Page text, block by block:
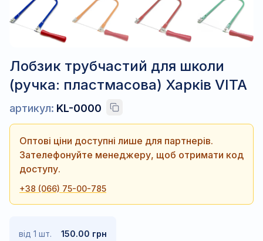
Лобзик трубчастий для школи
(ручка: пластмасова) Харків VITA
артикул: KL-0000
Оптові ціни доступні лише для партнерів.
Зателефонуйте менеджеру, щоб отримати код
доступу.
+38 (066) 75-00-785
від 1 шт. 150.00 грн